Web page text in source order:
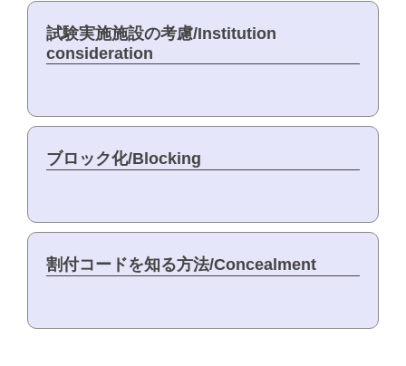
試験実施施設の考慮/Institution
consideration
ブロック化/Blocking
割付コードを知る方法/Concealment